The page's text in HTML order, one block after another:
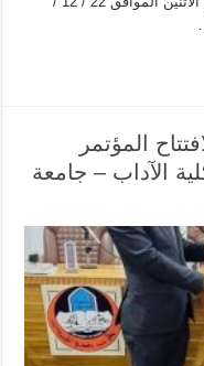
المؤتمر
الآداب – جامعة